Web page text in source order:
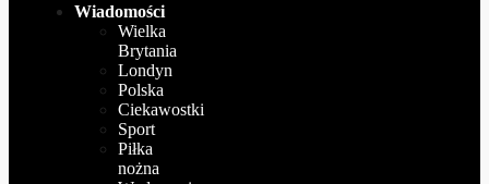
Wiadomości
Wielka
Brytania
Londyn
Polska
Ciekawostki
Sport
Piłka
nożna